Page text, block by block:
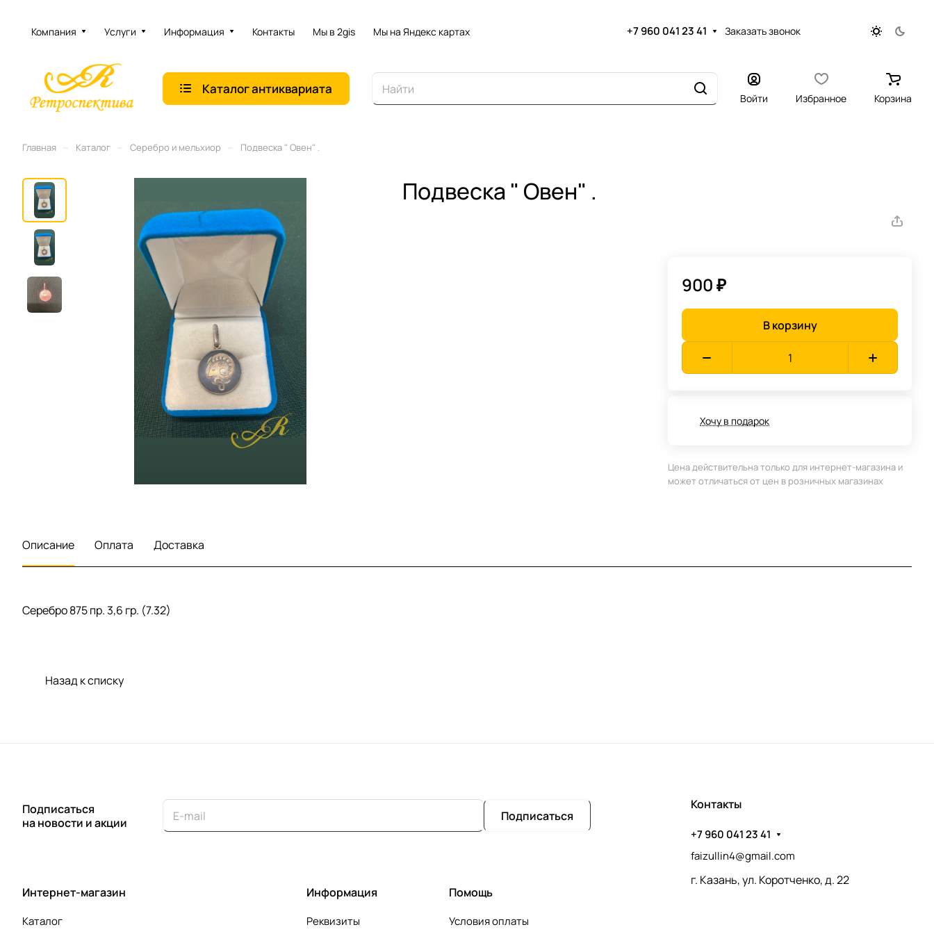
Компания Услуги Информация Контакты Мы в 2gis Мы на Яндекс картах +7 960 041 23 41 Заказать звонок
Каталог антиквариата
Войти Избранное Корзина
Главная Каталог Серебро и мельхиор Подвеска " Овен" .
Подвеска " Овен" .
900 ₽
В корзину
Хочу в подарок
Цена действительна только для интернет-магазина и
может отличаться от цен в розничных магазинах
Описание Оплата Доставка
Серебро 875 пр. 3,6 гр. (7.32)
Назад к списку
Подписаться
на новости и акции
Подписаться
Интернет-магазин
Каталог
Информация
Реквизиты
Помощь
Условия оплаты
Контакты
+7 960 041 23 41
faizullin4@gmail.com
г. Казань, ул. Коротченко, д. 22